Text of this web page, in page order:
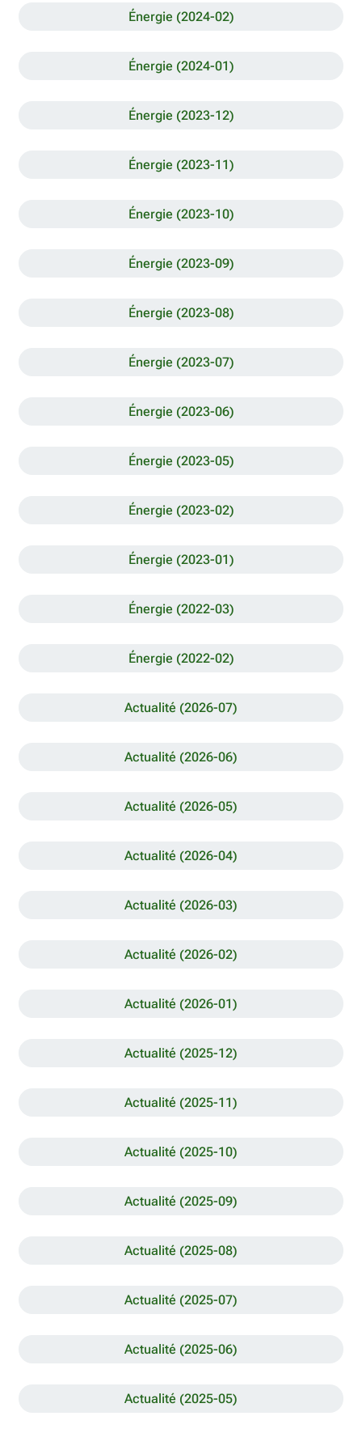
Énergie (2024-02)
Énergie (2024-01)
Énergie (2023-12)
Énergie (2023-11)
Énergie (2023-10)
Énergie (2023-09)
Énergie (2023-08)
Énergie (2023-07)
Énergie (2023-06)
Énergie (2023-05)
Énergie (2023-02)
Énergie (2023-01)
Énergie (2022-03)
Énergie (2022-02)
Actualité (2026-07)
Actualité (2026-06)
Actualité (2026-05)
Actualité (2026-04)
Actualité (2026-03)
Actualité (2026-02)
Actualité (2026-01)
Actualité (2025-12)
Actualité (2025-11)
Actualité (2025-10)
Actualité (2025-09)
Actualité (2025-08)
Actualité (2025-07)
Actualité (2025-06)
Actualité (2025-05)